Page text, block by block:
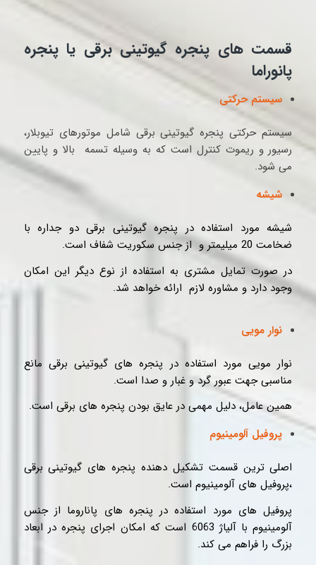
قسمت های پنجره گیوتینی برقی یا پنجره
پانوراما
سیستم حرکتی
سیستم حرکتی پنجره گیوتینی برقی شامل موتورهای تیوبلار،
رسیور و ریموت کنترل است که به وسیله تسمه بالا و پایین
می شود.
شیشه
شیشه مورد استفاده در پنجره گیوتینی برقی دو جداره با
ضخامت 20 میلیمتر و از جنس سکوریت شفاف است.
در صورت تمایل مشتری به استفاده از نوع دیگر این امکان
وجود دارد و مشاوره لازم ارائه خواهد شد.
نوار مویی
نوار مویی مورد استفاده در پنجره های گیوتینی برقی مانع
مناسبی جهت عبور گرد و غبار و صدا است.
همین عامل، دلیل مهمی در عایق بودن پنجره های برقی است.
پروفیل آلومینیوم
اصلی ترین قسمت تشکیل دهنده پنجره های گیوتینی برقی
،پروفیل های آلومینیوم است.
پروفیل های مورد استفاده در پنجره های پاناروما از جنس
آلومینیوم با آلیاژ 6063 است که امکان اجرای پنجره در ابعاد
بزرگ را فراهم می کند.